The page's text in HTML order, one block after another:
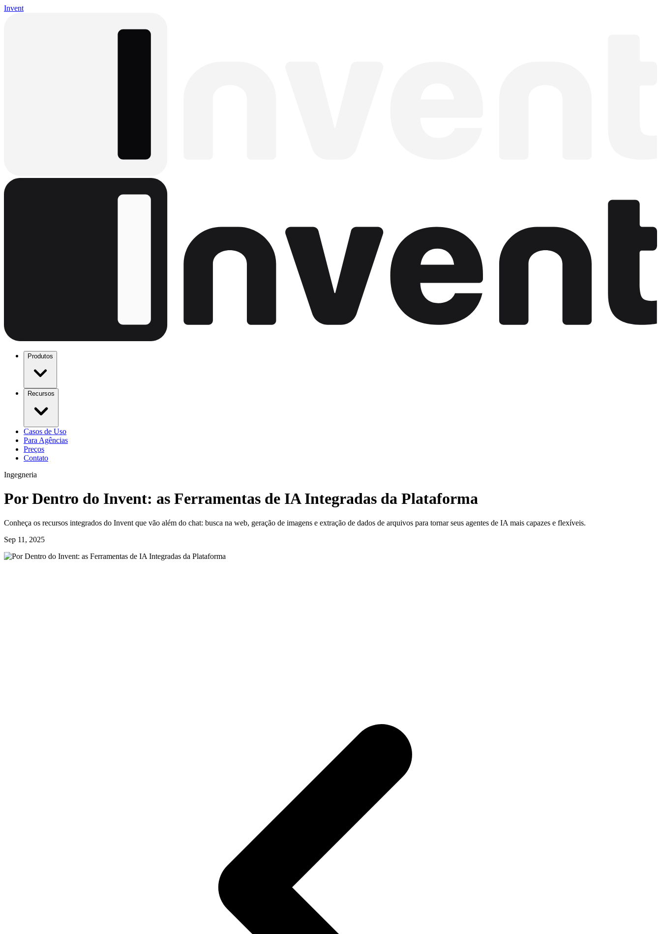
Invent
Produtos
Recursos
Casos de Uso
Para Agências
Preços
Contato
Ingegneria
Por Dentro do Invent: as Ferramentas de IA Integradas da Plataforma
Conheça os recursos integrados do Invent que vão além do chat: busca na web, geração de imagens e extração de dados de arquivos para tornar seus agentes de IA mais capazes e flexíveis.
Sep 11, 2025